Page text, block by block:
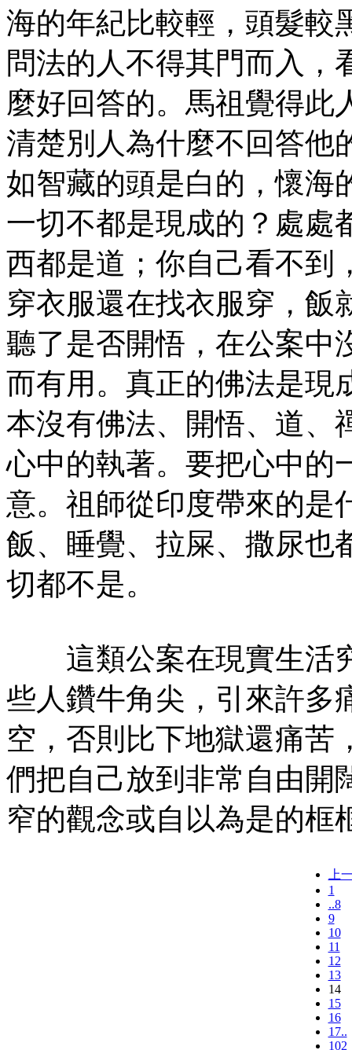
海的年紀比較輕，頭髮較
問法的人不得其門而入，
麼好回答的。馬祖覺得此
清楚別人為什麼不回答他
如智藏的頭是白的，懷海
一切不都是現成的？處處
西都是道；你自己看不到
穿衣服還在找衣服穿，飯
聽了是否開悟，在公案中
而有用。真正的佛法是現
本沒有佛法、開悟、道、
心中的執著。要把心中的
意。祖師從印度帶來的是
飯、睡覺、拉屎、撒尿也
切都不是。
這類公案在現實生活
些人鑽牛角尖，引來許多
空，否則比下地獄還痛苦
們把自己放到非常自由開
窄的觀念或自以為是的框
上
1
..8
9
10
11
12
13
14
15
16
17..
102